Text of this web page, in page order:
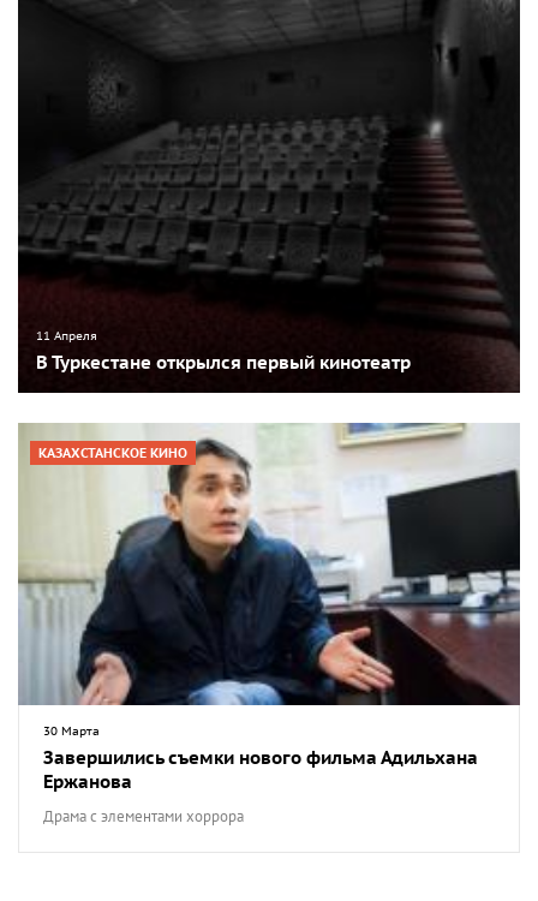
11 Апреля
В Туркестане открылся первый кинотеатр
КАЗАХСТАНСКОЕ КИНО
30 Марта
Завершились съемки нового фильма Адильхана
Ержанова
Драма с элементами хоррора